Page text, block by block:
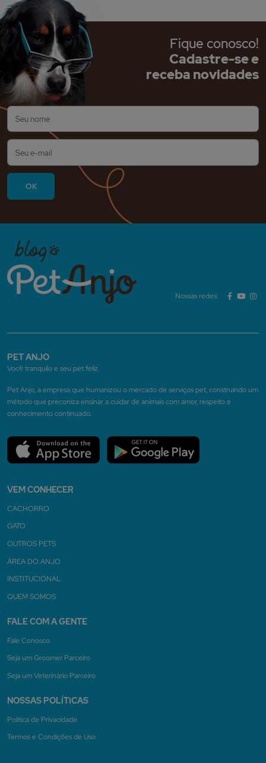
Fique conosco!
Cadastre-se e
receba novidades
Nossas redes:
PET ANJO
Você tranquilo e seu pet feliz.
Pet Anjo, a empresa que humanizou o mercado de serviços pet, construindo um
método que preconiza ensinar a cuidar de animais com amor, respeito e
conhecimento continuado.
VEM CONHECER
CACHORRO
GATO
OUTROS PETS
ÁREA DO ANJO
INSTITUCIONAL
QUEM SOMOS
FALE COM A GENTE
Fale Conosco
Seja um Groomer Parceiro
Seja um Veterinário Parceiro
NOSSAS POLÍTICAS
Politica de Privacidade
Termos e Condições de Uso